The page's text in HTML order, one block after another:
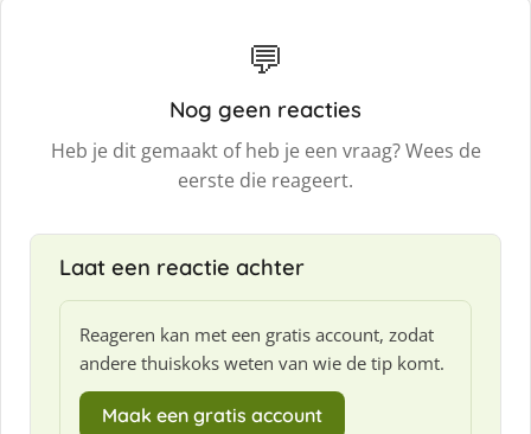
💬
Nog geen reacties
Heb je dit gemaakt of heb je een vraag? Wees de
eerste die reageert.
Laat een reactie achter
Reageren kan met een gratis account, zodat
andere thuiskoks weten van wie de tip komt.
Maak een gratis account